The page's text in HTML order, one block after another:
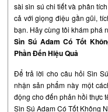
sài sìn sú chi tiết và phân
cả với giọng điệu gần gũi,
bạn. Hãy cùng tôi khám phá
Sìn Sú Adam Có Tốt
Phần Đến Hiệu Quả
Để trả lời cho câu hỏi Sìn
nhận sản phẩm này một
động cho đến phản hồi thực
Sìn Sú Adam Có Tốt Không